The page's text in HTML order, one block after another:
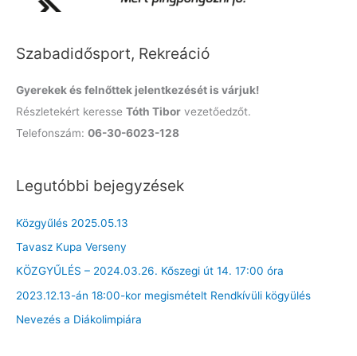
rSzabadidősport, Rekreáció
Gyerekek és felnőttek jelentkezését is várjuk!
Részletekért keresse Tóth Tibor vezetőedzőt.
Telefonszám: 06-30-6023-128
Legutóbbi bejegyzések
Közgyűlés 2025.05.13
Tavasz Kupa Verseny
KÖZGYŰLÉS – 2024.03.26. Kőszegi út 14. 17:00 óra
2023.12.13-án 18:00-kor megismételt Rendkívüli kögyülés
Nevezés a Diákolimpiára